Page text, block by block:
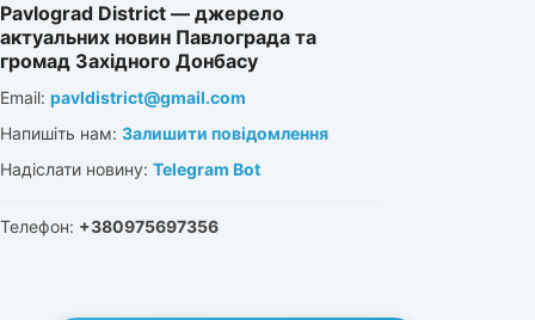
Pavlograd District — джерело
актуальних новин Павлограда та
громад Західного Донбасу
Email: pavldistrict@gmail.com
Напишіть нам: Залишити повідомлення
Надіслати новину: Telegram Bot
Телефон: +380975697356